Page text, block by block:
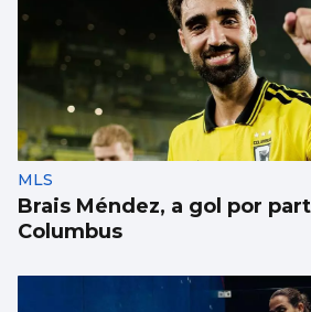
MLS
Brais Méndez, a gol por
Columbus